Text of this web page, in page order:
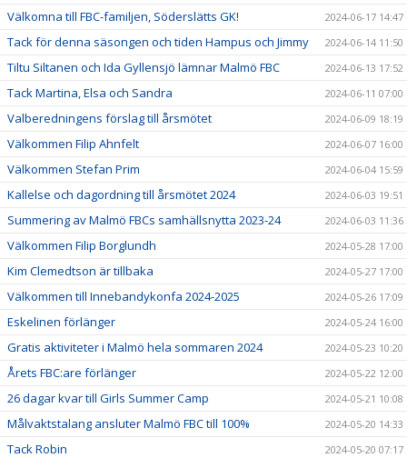
Välkomna till FBC-familjen, Söderslätts GK! 2024-06-17 14:47
Tack för denna säsongen och tiden Hampus och Jimmy 2024-06-14 11:50
Tiltu Siltanen och Ida Gyllensjö lämnar Malmö FBC 2024-06-13 17:52
Tack Martina, Elsa och Sandra 2024-06-11 07:00
Valberedningens förslag till årsmötet 2024-06-09 18:19
Välkommen Filip Ahnfelt 2024-06-07 16:00
Välkommen Stefan Prim 2024-06-04 15:59
Kallelse och dagordning till årsmötet 2024 2024-06-03 19:51
Summering av Malmö FBCs samhällsnytta 2023-24 2024-06-03 11:36
Välkommen Filip Borglundh 2024-05-28 17:00
Kim Clemedtson är tillbaka 2024-05-27 17:00
Välkommen till Innebandykonfa 2024-2025 2024-05-26 17:09
Eskelinen förlänger 2024-05-24 16:00
Gratis aktiviteter i Malmö hela sommaren 2024 2024-05-23 10:20
Årets FBC:are förlänger 2024-05-22 12:00
26 dagar kvar till Girls Summer Camp 2024-05-21 10:08
Målvaktstalang ansluter Malmö FBC till 100% 2024-05-20 14:33
Tack Robin 2024-05-20 07:17